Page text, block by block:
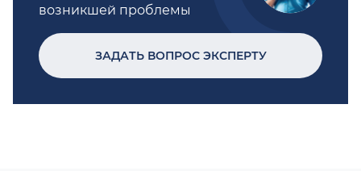
возникшей проблемы
ЗАДАТЬ ВОПРОС ЭКСПЕРТУ